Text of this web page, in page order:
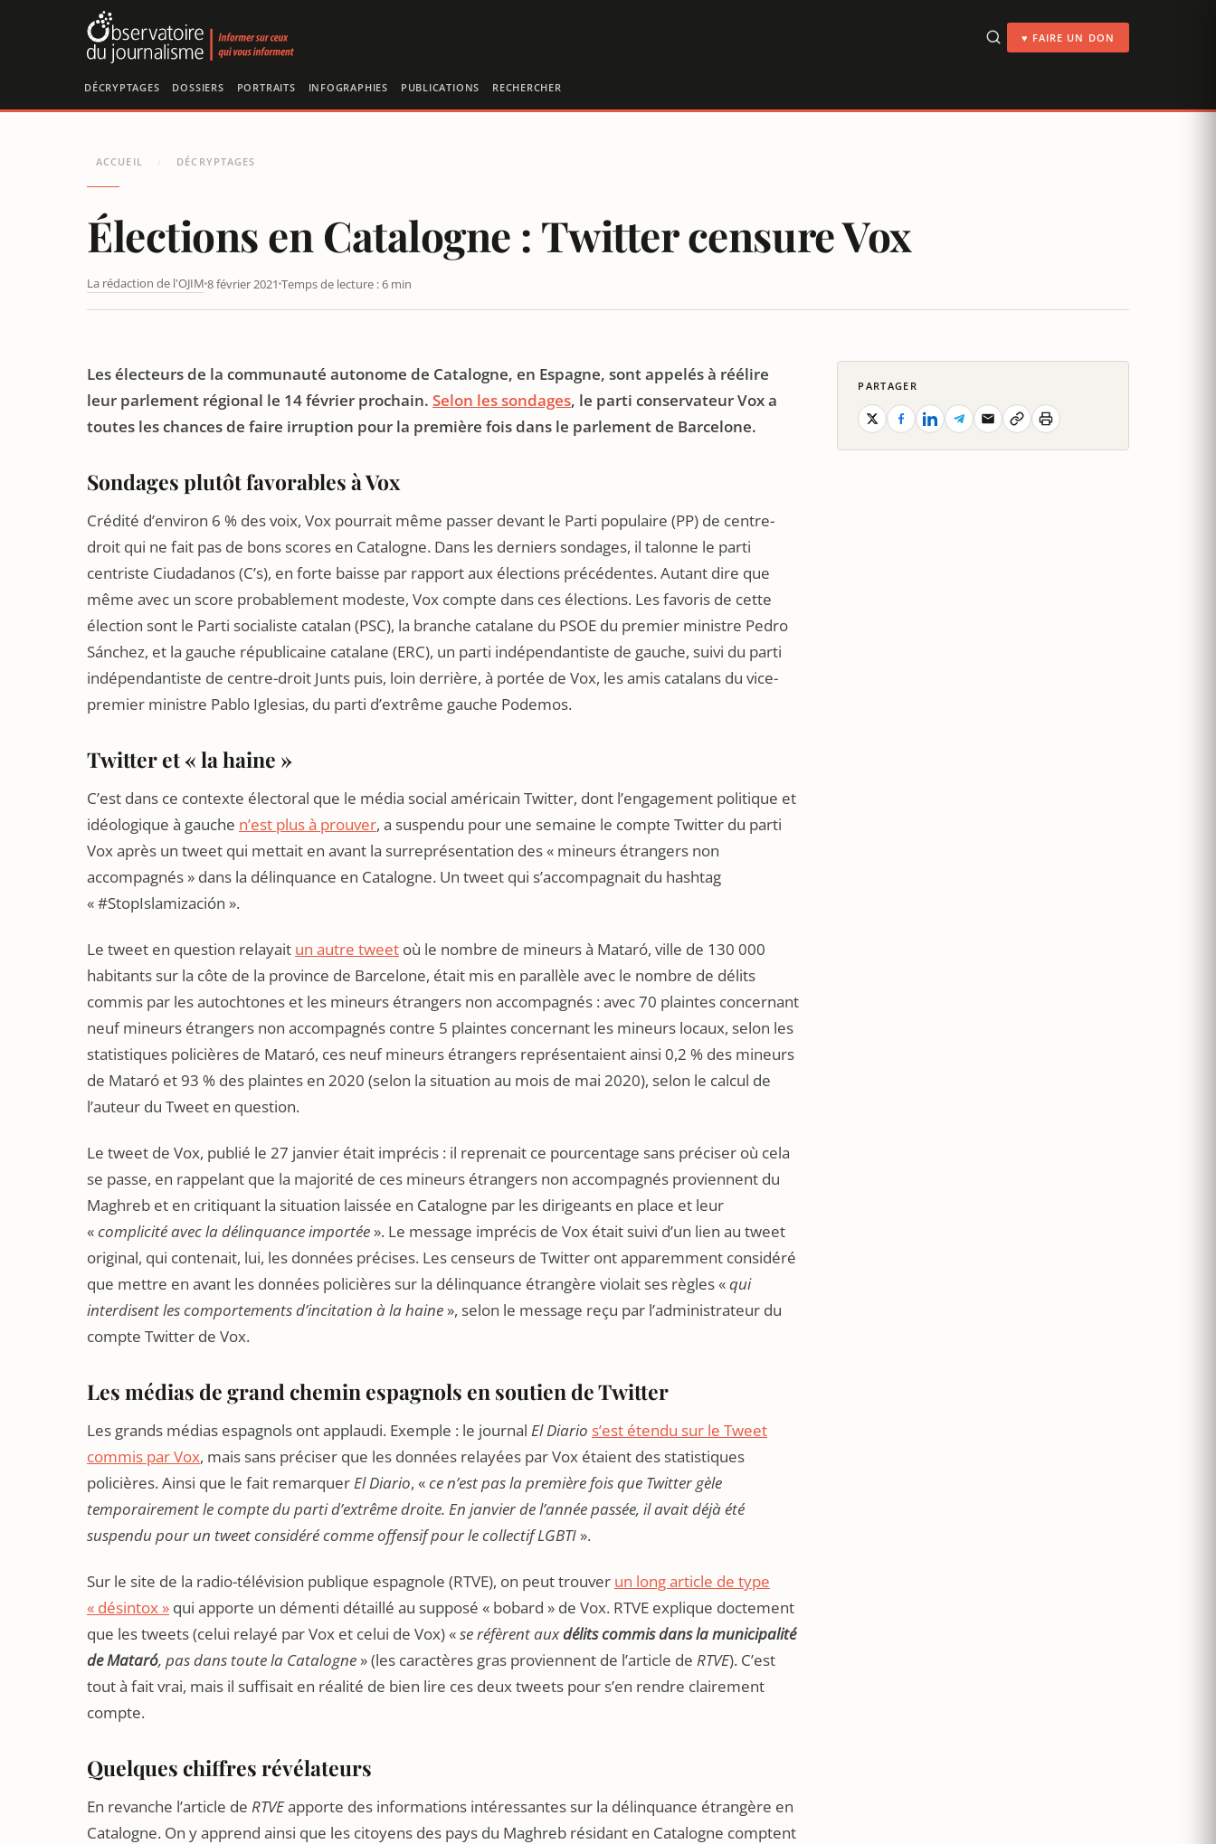
♥ FAIRE UN DON
DÉCRYPTAGES DOSSIERS PORTRAITS INFOGRAPHIES PUBLICATIONS RECHERCHER
ACCUEIL / DÉCRYPTAGES
Élections en Catalogne : Twitter censure Vox
La rédaction de l'OJIM 8 février 2021 Temps de lecture : 6 min
ÉLECTIONS EN CATALOGNE : TWITTER CENSURE VOX
Les électeurs de la communauté autonome de Catalogne, en Espagne, sont appelés à réélire
leur parlement régional le 14 février prochain. Selon les sondages, le parti conservateur Vox a
toutes les chances de faire irruption pour la première fois dans le parlement de Barcelone.
Sondages plutôt favorables à Vox
Crédité d’environ 6 % des voix, Vox pourrait même passer devant le Parti populaire (PP) de centre-
droit qui ne fait pas de bons scores en Catalogne. Dans les derniers sondages, il talonne le parti
centriste Ciudadanos (C’s), en forte baisse par rapport aux élections précédentes. Autant dire que
même avec un score probablement modeste, Vox compte dans ces élections. Les favoris de cette
élection sont le Parti socialiste catalan (PSC), la branche catalane du PSOE du premier ministre Pedro
Sánchez, et la gauche républicaine catalane (ERC), un parti indépendantiste de gauche, suivi du parti
indépendantiste de centre-droit Junts puis, loin derrière, à portée de Vox, les amis catalans du vice-
premier ministre Pablo Iglesias, du parti d’extrême gauche Podemos.
Twitter et « la haine »
C’est dans ce contexte électoral que le média social américain Twitter, dont l’engagement politique et
idéologique à gauche n’est plus à prouver, a suspendu pour une semaine le compte Twitter du parti
Vox après un tweet qui mettait en avant la surreprésentation des « mineurs étrangers non
accompagnés » dans la délinquance en Catalogne. Un tweet qui s’accompagnait du hashtag
« #StopIslamización ».
Le tweet en question relayait un autre tweet où le nombre de mineurs à Mataró, ville de 130 000
habitants sur la côte de la province de Barcelone, était mis en parallèle avec le nombre de délits
commis par les autochtones et les mineurs étrangers non accompagnés : avec 70 plaintes concernant
neuf mineurs étrangers non accompagnés contre 5 plaintes concernant les mineurs locaux, selon les
statistiques policières de Mataró, ces neuf mineurs étrangers représentaient ainsi 0,2 % des mineurs
de Mataró et 93 % des plaintes en 2020 (selon la situation au mois de mai 2020), selon le calcul de
l’auteur du Tweet en question.
Le tweet de Vox, publié le 27 janvier était imprécis : il reprenait ce pourcentage sans préciser où cela
se passe, en rappelant que la majorité de ces mineurs étrangers non accompagnés proviennent du
Maghreb et en critiquant la situation laissée en Catalogne par les dirigeants en place et leur
«complicité avec la délinquance importée ». Le message imprécis de Vox était suivi d’un lien au tweet
original, qui contenait, lui, les données précises. Les censeurs de Twitter ont apparemment considéré
que mettre en avant les données policières sur la délinquance étrangère violait ses règles «qui
interdisent les comportements d’incitation à la haine », selon le message reçu par l’administrateur du
compte Twitter de Vox.
Les médias de grand chemin espagnols en soutien de Twitter
Les grands médias espagnols ont applaudi. Exemple : le journal El Diario s’est étendu sur le Tweet
commis par Vox, mais sans préciser que les données relayées par Vox étaient des statistiques
policières. Ainsi que le fait remarquerEl Diario, «ce n’est pas la première fois que Twitter gèle
temporairement le compte du parti d’extrême droite. En janvier de l’année passée, il avait déjà été
suspendu pour un tweet considéré comme offensif pour le collectif LGBTI ».
Sur le site de la radio-télévision publique espagnole (RTVE), on peut trouver un long article de type
« désintox » qui apporte un démenti détaillé au supposé « bobard » de Vox. RTVE explique doctement
que les tweets (celui relayé par Vox et celui de Vox) «se réfèrent auxdélits commis dans la municipalité
de Mataró, pas dans toute la Catalogne » (les caractères gras proviennent de l’article de RTVE). C’est
tout à fait vrai, mais il suffisait en réalité de bien lire ces deux tweets pour s’en rendre clairement
compte.
Quelques chiffres révélateurs
En revanche l’article de RTVEapporte des informations intéressantes sur la délinquance étrangère en
Catalogne. On y apprend ainsi que les citoyens des pays du Maghreb résidant en Catalogne comptent
PARTAGER
Panneau de gestion des cookies